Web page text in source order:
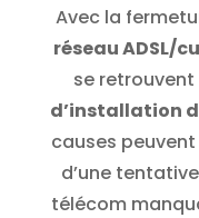
Avec la
réseau ADSL/
se
d’installation
causes
d’une
télécom